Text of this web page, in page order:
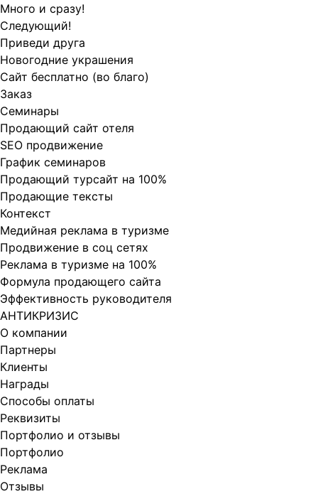
Много и сразу!
Следующий!
Приведи друга
Новогодние украшения
Сайт бесплатно (во благо)
Заказ
Cеминары
Продающий сайт отеля
SEO продвижение
График семинаров
Продающий турсайт на 100%
Продающие тексты
Контекст
Медийная реклама в туризме
Продвижение в соц сетях
Реклама в туризме на 100%
Формула продающего сайта
Эффективность руководителя
АНТИКРИЗИС
О компании
Партнеры
Клиенты
Награды
Способы оплаты
Реквизиты
Портфолио и отзывы
Портфолио
Реклама
Отзывы